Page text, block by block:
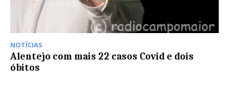
NOTÍCIAS
Alentejo com mais 22 casos Covid e dois
óbitos